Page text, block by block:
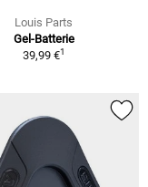
Louis Parts
Gel-Batterie
39,99 €1